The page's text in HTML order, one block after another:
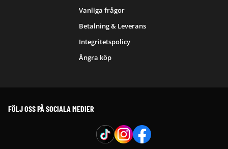
Vanliga frågor
Betalning & Leverans
Integritetspolicy
Ångra köp
FÖLJ OSS PÅ SOCIALA MEDIER